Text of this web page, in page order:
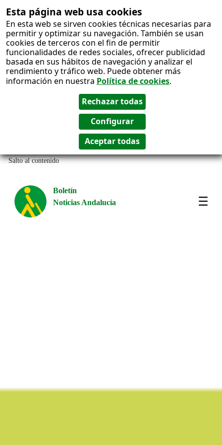
Esta página web usa cookies
En esta web se sirven cookies técnicas necesarias para
permitir y optimizar su navegación. También se usan
cookies de terceros con el fin de permitir
funcionalidades de redes sociales, ofrecer publicidad
basada en sus hábitos de navegación y analizar el
rendimiento y tráfico web. Puede obtener más
información en nuestra Política de cookies.
Salto al contenido
Boletín
Noticias Andalucía